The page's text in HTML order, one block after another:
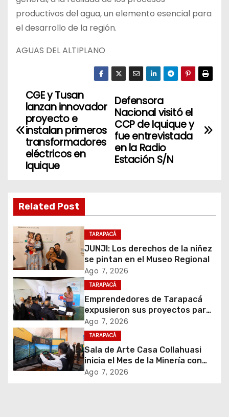
productivos del agua, un elemento esencial para
el desarrollo de la región.
AGUAS DEL ALTIPLANO
N
a
c
i
ó
n
d
e
e
Defensora
Nacional visitó el
CCP de Iquique y
fue entrevistada
en la Radio
Estación S/N
CGE y Tusan
lanzan innovador
proyecto e
instalan primeros
transformadores
eléctricos en
Iquique
Related Post
TARAPACÁ
JUNJI: Los derechos de la niñez
se pintan en el Museo Regional
Ago 7, 2026
TARAPACÁ
Emprendedores de Tarapacá
expusieron sus proyectos para
acceder al Fondo Capital
Semilla de SERCOTEC
Ago 7, 2026
TARAPACÁ
Sala de Arte Casa Collahuasi
inicia el Mes de la Minería con
experiencia interactiva sobre el
Ago 7, 2026